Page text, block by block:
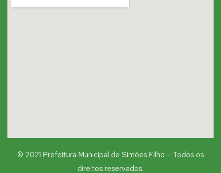
© 2021 Prefeitura Municipal de Simões Filho – Todos os
direitos reservados.